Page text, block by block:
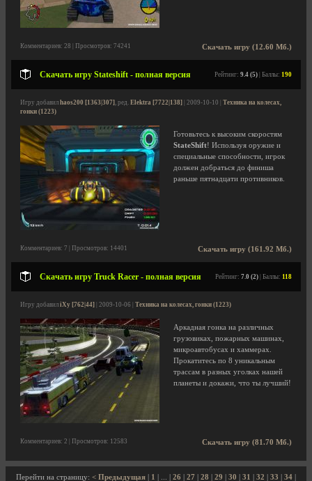
Скачать игру (12.60 Мб.)
Комментариев: 28 | Просмотров: 74241
Скачать игру Stateshift - полная версия Рейтинг: 9.4 (5) | Баллы: 190
Игру добавил haos200 [1363|307], ред. Elektra [7722|138] | 2009-10-10 | Техника на колесах,
гонки (1223)
Готовьтесь к высоким скоростям
StateShift! Используя оружие и
специальные способности, игрок
должен добраться до финиша
раньше пятнадцати противников.
Скачать игру (161.92 Мб.)
Комментариев: 7 | Просмотров: 14401
Скачать игру Truck Racer - полная версия Рейтинг: 7.0 (2) | Баллы: 118
Игру добавил iXy [762|44] | 2009-10-06 | Техника на колесах, гонки (1223)
Аркадная гонка на различных
грузовиках, пожарных машинах,
микроавтобусах и хаммерах.
Прокатитесь по 8 уникальным
трассам в разных уголках нашей
планеты и докажи, что ты лучший!
Скачать игру (81.70 Мб.)
Комментариев: 2 | Просмотров: 12583
Перейти на страницу: < Предыдущая 1 26 27 28 29 30 31 32 33 34